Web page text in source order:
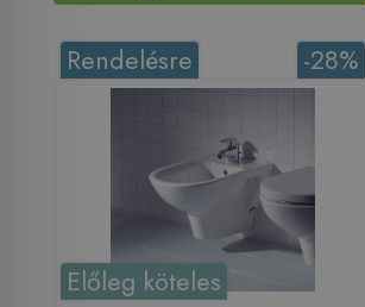
-28%
Rendelésre
Előleg köteles